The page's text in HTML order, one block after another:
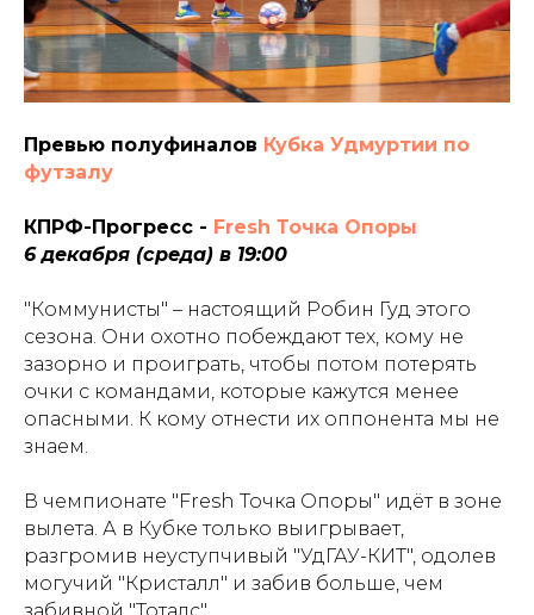
Превью полуфиналов Кубка Удмуртии по
футзалу
КПРФ-Прогресс - Fresh Точка Опоры
6 декабря (среда) в 19:00
"Коммунисты" – настоящий Робин Гуд этого
сезона. Они охотно побеждают тех, кому не
зазорно и проиграть, чтобы потом потерять
очки с командами, которые кажутся менее
опасными. К кому отнести их оппонента мы не
знаем.
В чемпионате "Fresh Точка Опоры" идёт в зоне
вылета. А в Кубке только выигрывает,
разгромив неуступчивый "УдГАУ-КИТ", одолев
могучий "Кристалл" и забив больше, чем